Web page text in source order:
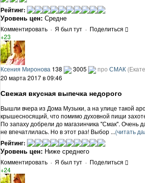
Рейтинг:
Уровень цен: Средне
Комментировать · Я был тут · Поделиться
+23
Ксения Миронова 138 3005 про СМАК
20 марта 2017 в 09:46
Свежая вкусная выпечка недорого
Вышли вчера из Дома Музыки, а на улице такой
крышесносящий, что помимо духовной пищи
По запаху добрели до магазинчика "Смак". Очень
не впечатлилась. Но в этот раз! Выбор ...(читать
Рейтинг:
Уровень цен: Ниже среднего
Комментировать · Я был тут · Поделиться
+24